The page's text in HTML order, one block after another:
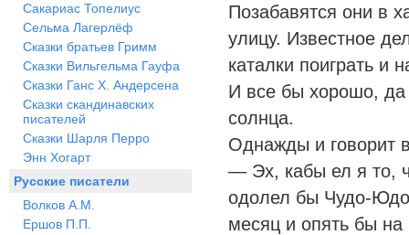
Сакариас Топелиус
Сельма Лагерлёф
Сказки братьев Гримм
Сказки Вильгельма Гауфа
Сказки Ганс Х. Андерсена
Сказки скандинавских
писателей
Сказки Шарля Перро
Энн Хогарт
Русские писатели
Волков А.М.
Ершов П.П.
Позабавятся они в
улицу. Известное
каталки поиграть и
И все бы хорошо, да
солнца.
Однажды и говорит
— Эх, кабы ел я то,
одолел бы Чудо-
месяц и опять бы на